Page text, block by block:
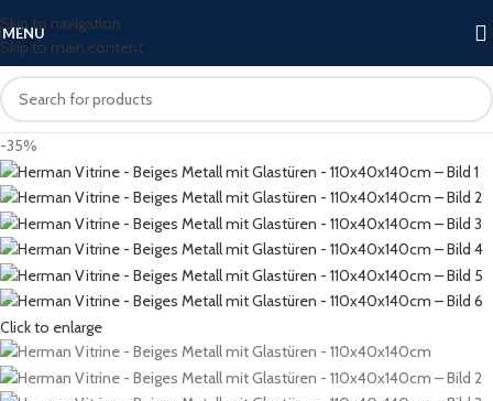
Skip to navigation
Skip to main content
MENU
-35%
Click to enlarge